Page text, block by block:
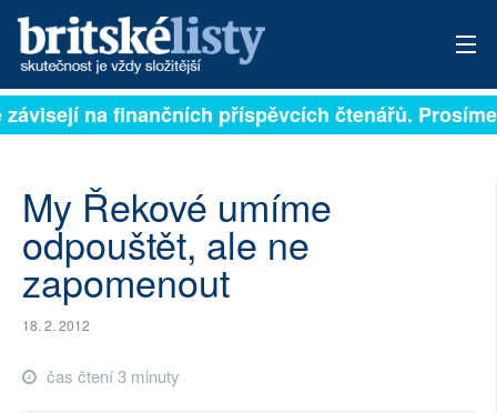
PŘIHLÁSIT
ARCHIV
ROZHOVORY
TÉMATA
NEJČTENĚJŠÍ ZA 7 DNÍ
na finančních příspěvcích čtenářů.
My Řekové umíme
odpouštět, ale ne
zapomenout
18. 2. 2012
čas čtení 3 minuty